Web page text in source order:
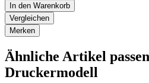
In den Warenkorb
Vergleichen
Merken
Ähnliche Artikel
Druckermodell